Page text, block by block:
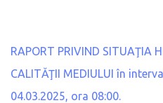
RAPORT PRIVIND SITUAŢIA
CALITĂŢII MEDIULUI în
04.03.2025, ora 08:00.